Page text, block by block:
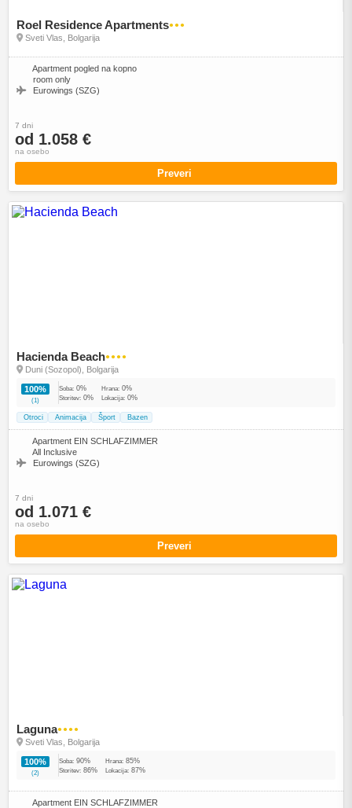
Roel Residence Apartments●●●
Sveti Vlas, Bolgarija
Apartment pogled na kopno
room only
Eurowings (SZG)
7 dni
od 1.058 €
na osebo
Preveri
Hacienda Beach●●●●
Duni (Sozopol), Bolgarija
100%
(1)
Soba: 0% Hrana: 0%
Storitev: 0% Lokacija: 0%
Otroci Animacija Šport Bazen
Apartment EIN SCHLAFZIMMER
All Inclusive
Eurowings (SZG)
7 dni
od 1.071 €
na osebo
Preveri
Laguna●●●●
Sveti Vlas, Bolgarija
100%
(2)
Soba: 90% Hrana: 85%
Storitev: 86% Lokacija: 87%
Apartment EIN SCHLAFZIMMER